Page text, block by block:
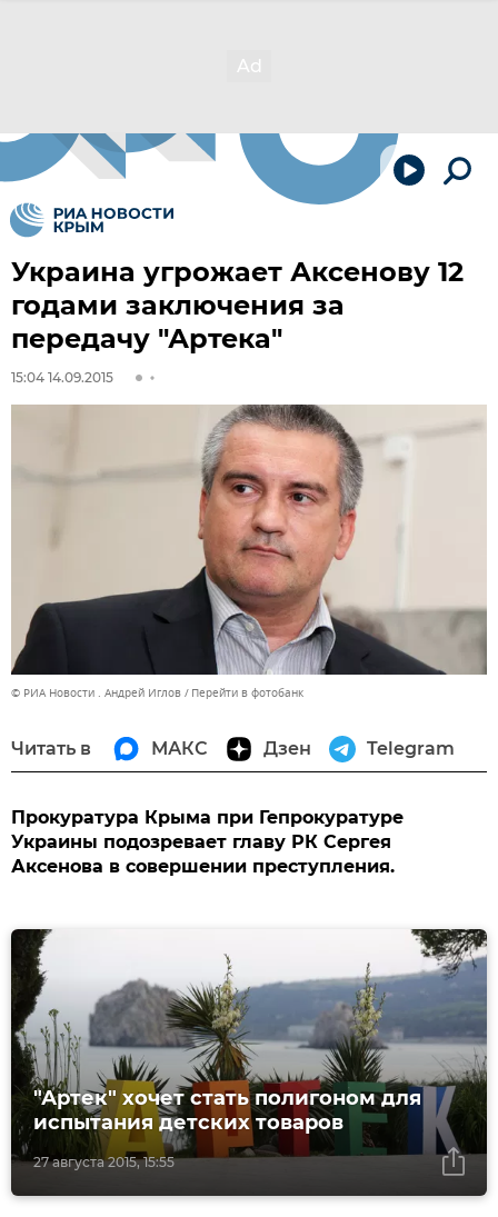
Украина угрожает Аксенову 12
годами заключения за
передачу "Артека"
15:04 14.09.2015
© РИА Новости . Андрей Иглов Перейти в фотобанк
Читать в МАКС Дзен Telegram
Прокуратура Крыма при Гепрокуратуре
Украины подозревает главу РК Сергея
Аксенова в совершении преступления.
27 августа 2015, 15:55
"Артек" хочет стать полигоном для
испытания детских товаров